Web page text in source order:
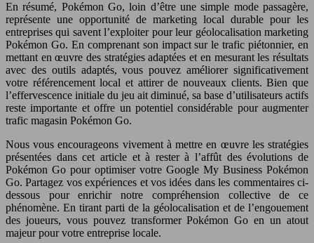
En résumé, Pokémon Go, loin d’être une simple mode passagère,
représente une opportunité de marketing local durable pour les
entreprises qui savent l’exploiter pour leur géolocalisation marketing
Pokémon Go. En comprenant son impact sur le trafic piétonnier, en
mettant en œuvre des stratégies adaptées et en mesurant les résultats
avec des outils adaptés, vous pouvez améliorer significativement
votre référencement local et attirer de nouveaux clients. Bien que
l’effervescence initiale du jeu ait diminué, sa base d’utilisateurs actifs
reste importante et offre un potentiel considérable pour augmenter
trafic magasin Pokémon Go.
Nous vous encourageons vivement à mettre en œuvre les stratégies
présentées dans cet article et à rester à l’affût des évolutions de
Pokémon Go pour optimiser votre Google My Business Pokémon
Go. Partagez vos expériences et vos idées dans les commentaires ci-
dessous pour enrichir notre compréhension collective de ce
phénomène. En tirant parti de la géolocalisation et de l’engouement
des joueurs, vous pouvez transformer Pokémon Go en un atout
majeur pour votre entreprise locale.